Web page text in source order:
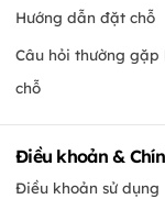
Hướng dẫn đặt chỗ
Câu hỏi thường
chỗ
Điều khoản &
Điều khoản sử dụng